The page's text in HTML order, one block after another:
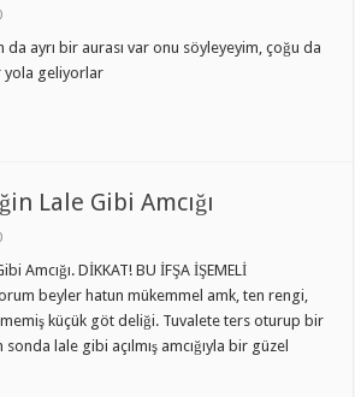
ayrı bir aurası var onu söyleyeyim, çoğu da
yola geliyorlar
Lale Gibi Amcığı
Amcığı. DİKKAT! BU İFŞA İŞEMELİ
beyler hatun mükemmel amk, ten rengi,
küçük göt deliği. Tuvalete ters oturup bir
sonda lale gibi açılmış amcığıyla bir güzel